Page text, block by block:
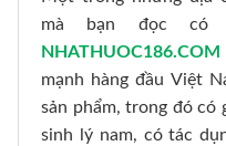
mà bạn đọc có
NHATHUOC186.COM
mạnh hàng đầu Việt
sản phẩm, trong đó có
sinh lý nam, có tác